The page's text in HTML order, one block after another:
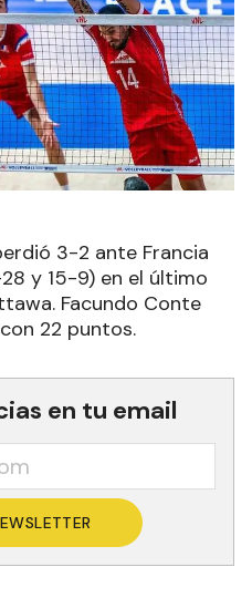
3-2 ante Francia
y 15-9) en el último
Facundo Conte
22 puntos.
en tu email